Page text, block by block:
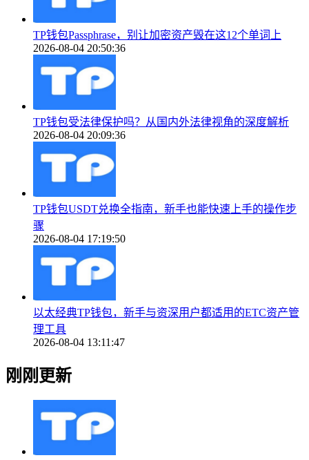
TP钱包Passphrase，别让加密资产毁在这12个单词上
2026-08-04 20:50:36
TP钱包受法律保护吗？从国内外法律视角的深度解析
2026-08-04 20:09:36
TP钱包USDT兑换全指南，新手也能快速上手的操作步
骤
2026-08-04 17:19:50
以太经典TP钱包，新手与资深用户都适用的ETC资产管
理工具
2026-08-04 13:11:47
刚刚更新